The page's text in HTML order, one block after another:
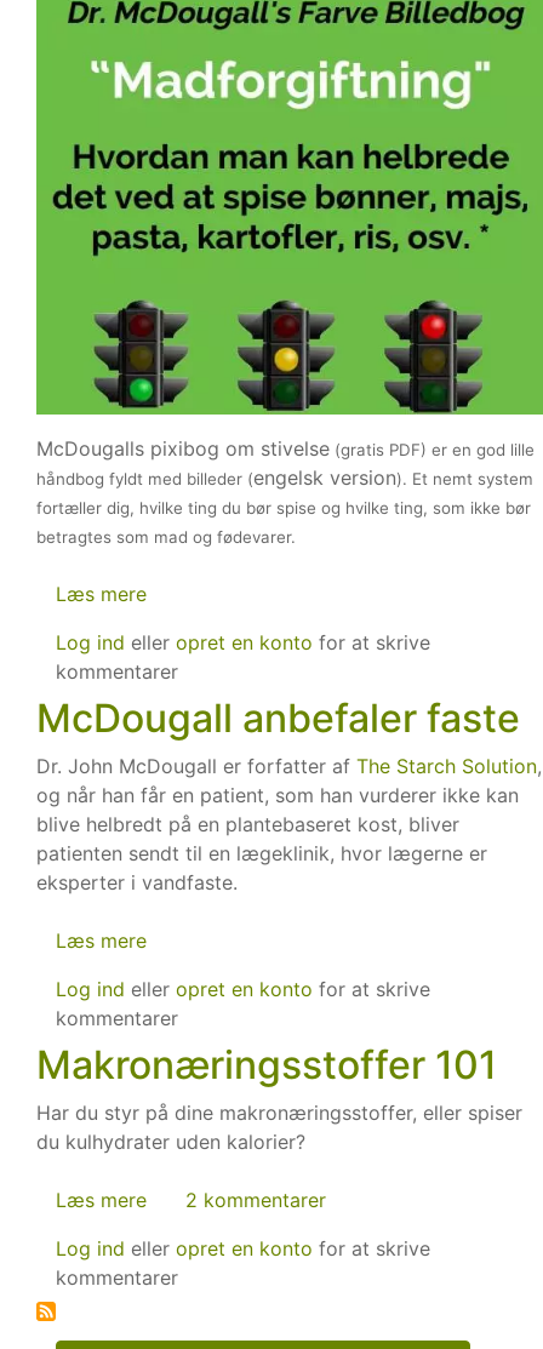
vegansk
McDougalls pixibog om stivelse (gratis PDF) er en god lille
håndbog fyldt med billeder (engelsk version). Et nemt system
fortæller dig, hvilke ting du bør spise og hvilke ting, som ikke bør
betragtes som mad og fødevarer.
Læs mere
pixibog
om
stivelse
Log ind eller opret en konto for at skrive
kommentarer
McDougall anbefaler faste
Dr. John McDougall er forfatter af The Starch Solution,
og når han får en patient, som han vurderer ikke kan
blive helbredt på en plantebaseret kost, bliver
patienten sendt til en lægeklinik, hvor lægerne er
eksperter i vandfaste.
Læs mere
anbefaler
faste
Log ind eller opret en konto for at skrive
kommentarer
Makronæringsstoffer 101
Har du styr på dine makronæringsstoffer, eller spiser
du kulhydrater uden kalorier?
Læs mere
101
2 kommentarer
Log ind eller opret en konto for at skrive
kommentarer